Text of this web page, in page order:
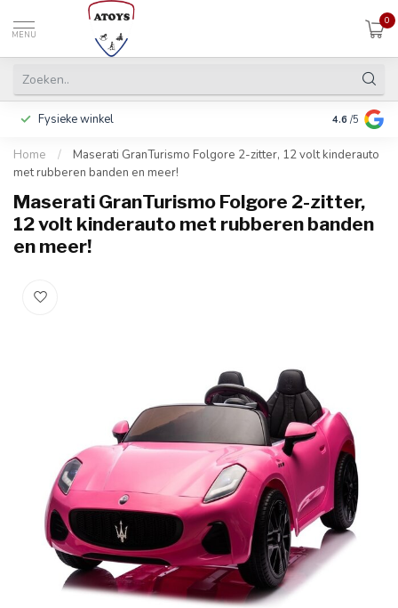
MENU
0
Fysieke winkel Inclusief
4.6 /5
Home /
Maserati GranTurismo Folgore 2-zitter, 12 volt kinderauto
met rubberen banden en meer!
Maserati GranTurismo Folgore 2-zitter,
12 volt kinderauto met rubberen banden
en meer!